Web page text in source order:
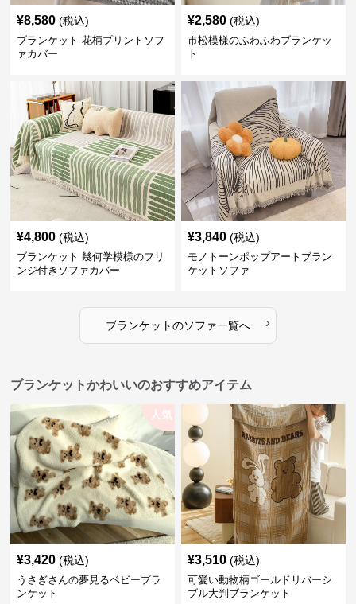
¥8,580 (税込)
ブランケット 花柄プリントソフ
ァカバー
¥2,580 (税込)
市松模様のふわふわブランケッ
ト
¥4,800 (税込)
ブランケット 幾何学模様のフリ
ンジ付きソファカバー
¥3,840 (税込)
モノトーンポップアートブラン
ケットソファ
ブランケットのソファ一覧へ ›
ブランケットかわいいのおすすめアイテム
人気
¥3,420 (税込)
うさぎさんの夢見るベビーブラ
ンケット
¥3,510 (税込)
可愛い動物柄ゴールドリバーシ
ブル大判ブランケット